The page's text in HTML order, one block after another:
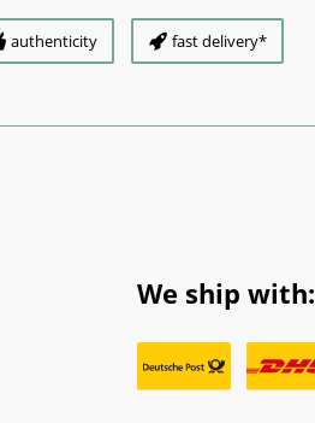
authenticity fast delivery*
We ship with: